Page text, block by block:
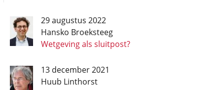
29 augustus 2022
Hansko Broeksteeg
Wetgeving als sluitpost?
13 december 2021
Huub Linthorst